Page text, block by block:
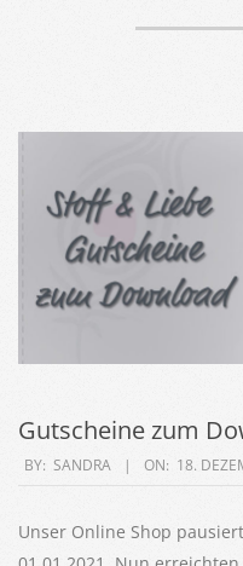
Gutscheine zum
2020-
18
BY: SANDRA ON: 18.
Unser Online Shop